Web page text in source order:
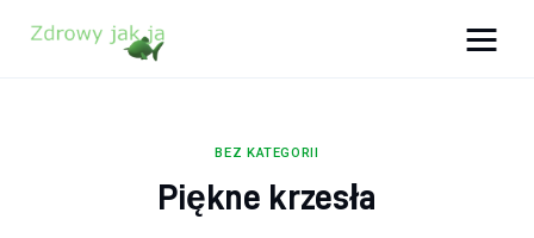
Zdrowy jak ja
BEZ KATEGORII
Piękne krzesła